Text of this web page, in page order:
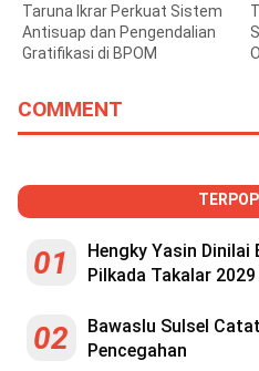
Taruna Ikrar Perkuat Sistem
Antisuap dan Pengendalian
Gratifikasi di BPOM
COMMENT
01
Hengky Yasin Dinilai
Pilkada Takalar
02
Bawaslu Sulsel
Pencegahan